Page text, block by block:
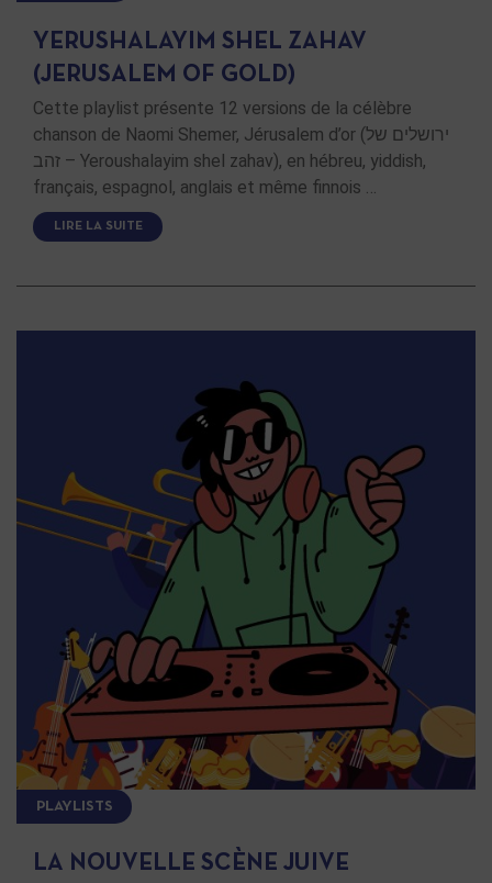
YERUSHALAYIM SHEL ZAHAV
(JERUSALEM OF GOLD)
Cette playlist présente 12 versions de la célèbre
chanson de Naomi Shemer, Jérusalem d’or (ירושלים של
זהב – Yeroushalayim shel zahav), en hébreu, yiddish,
français, espagnol, anglais et même finnois …
LIRE LA SUITE
PLAYLISTS
LA NOUVELLE SCÈNE JUIVE